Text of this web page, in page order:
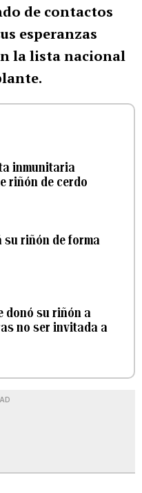
de contactos
esperanzas
la lista nacional
inmunitaria
riñón de cerdo
su riñón de forma
donó su riñón a
no ser invitada a